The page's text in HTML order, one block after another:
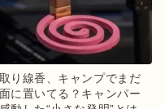
り線香、キャンプでまだ
に置いてる？キャンパー